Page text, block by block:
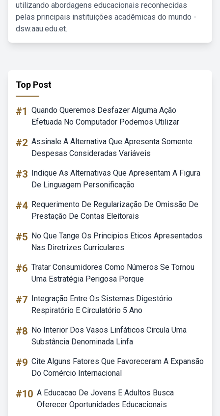
utilizando abordagens educacionais reconhecidas
pelas principais instituições acadêmicas do mundo -
dsw.aau.edu.et.
Top Post
#1 Quando Queremos Desfazer Alguma Ação
Efetuada No Computador Podemos Utilizar
#2 Assinale A Alternativa Que Apresenta Somente
Despesas Consideradas Variáveis
#3 Indique As Alternativas Que Apresentam A Figura
De Linguagem Personificação
#4 Requerimento De Regularização De Omissão De
Prestação De Contas Eleitorais
#5 No Que Tange Os Principios Eticos Apresentados
Nas Diretrizes Curriculares
#6 Tratar Consumidores Como Números Se Tornou
Uma Estratégia Perigosa Porque
#7 Integração Entre Os Sistemas Digestório
Respiratório E Circulatório 5 Ano
#8 No Interior Dos Vasos Linfáticos Circula Uma
Substância Denominada Linfa
#9 Cite Alguns Fatores Que Favoreceram A Expansão
Do Comércio Internacional
#10 A Educacao De Jovens E Adultos Busca
Oferecer Oportunidades Educacionais